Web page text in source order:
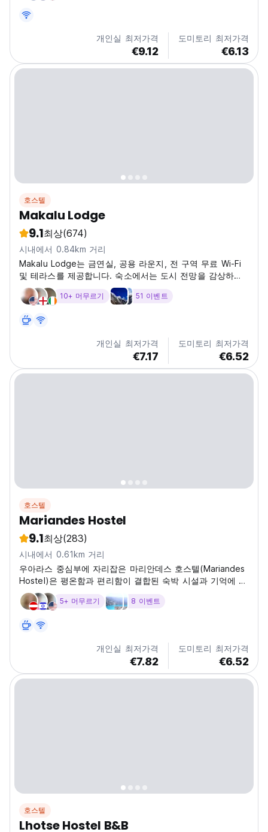
지 못할 휴가를 선사하기 위해 최고의 환대와 탁월한 서비스
수준을 제공합니다. 놀라운 시골 지역을 탐험하고 우수한 부
동산 여행사를 통해 제공되는...
개인실 최저가격
€9.12
도미토리 최저가격
€6.13
호스텔
Makalu Lodge
9.1최상(674)
시내에서 0.84km 거리
Makalu Lodge는 금연실, 공용 라운지, 전 구역 무료 Wi-Fi
및 테라스를 제공합니다. 숙소에서는 도시 전망을 감상하실
수 있습니다.
10+ 머무르기 51 이벤트
개인실 최저가격
€7.17
도미토리 최저가격
€6.52
호스텔
Mariandes Hostel
9.1최상(283)
시내에서 0.61km 거리
우아라스 중심부에 자리잡은 마리안데스 호스텔(Mariandes
Hostel)은 평온함과 편리함이 결합된 숙박 시설과 기억에 남
는 숙박을 위한 산 전망의 아름다운 테라스를 제공합니다.
5+ 머무르기 8 이벤트
개인실 최저가격
€7.82
도미토리 최저가격
€6.52
호스텔
Lhotse Hostel B&B